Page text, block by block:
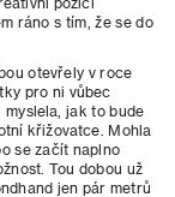
ráno s tím, že se do
otevřely v roce
pro ni vůbec
myslela, jak to bude
křižovatce. Mohla
se začít naplno
Tou dobou už
jen pár metrů